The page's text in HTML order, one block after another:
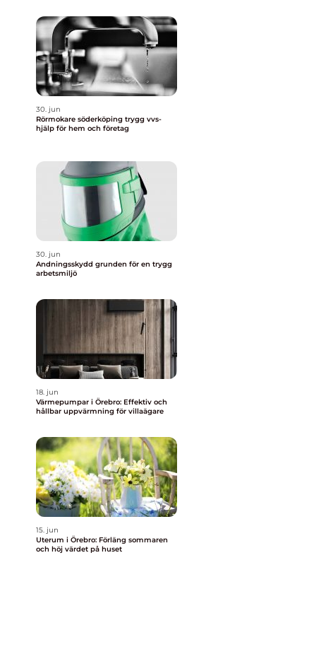
30. jun
Rörmokare söderköping trygg vvs-
hjälp för hem och företag
30. jun
Andningsskydd grunden för en trygg
arbetsmiljö
18. jun
Värmepumpar i Örebro: Effektiv och
hållbar uppvärmning för villaägare
15. jun
Uterum i Örebro: Förläng sommaren
och höj värdet på huset